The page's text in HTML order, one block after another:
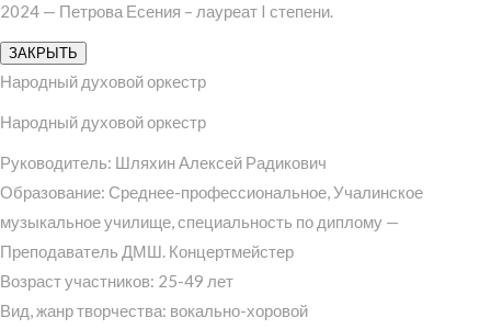
2024 — Петрова Есения – лауреат I степени.
ЗАКРЫТЬ
Народный духовой оркестр
Народный духовой оркестр
Руководитель: Шляхин Алексей Радикович
Образование: Среднее-профессиональное, Учалинское
музыкальное училище, специальность по диплому —
Преподаватель ДМШ. Концертмейстер
Возраст участников: 25-49 лет
Вид, жанр творчества: вокально-хоровой